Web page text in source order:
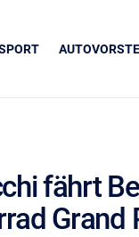
fährt
Grand